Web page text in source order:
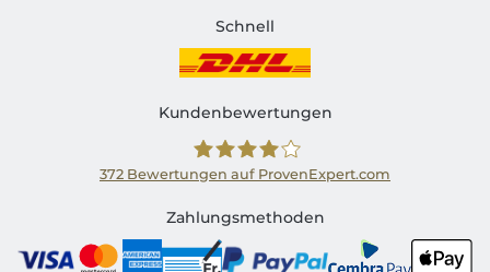
Schnell
Kundenbewertungen
Shirtinator CH
372 Bewertungen auf ProvenExpert.com
Zahlungsmethoden